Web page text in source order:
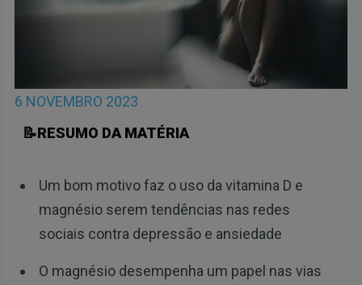
6 NOVEMBRO 2023
📝RESUMO DA MATÉRIA
Um bom motivo faz o uso da vitamina D e
magnésio serem tendências nas redes
sociais contra depressão e ansiedade
O magnésio desempenha um papel nas vias